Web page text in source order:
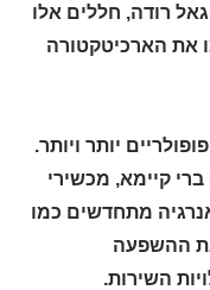
רודה, חללים אלו
את הארכיטקטורה
יותר ויותר.
קיימא, מכשירי
מתחדשים כמו
ההשפעה
השירות.